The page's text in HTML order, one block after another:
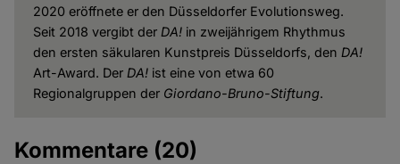
2020 eröffnete er den Düsseldorfer Evolutionsweg.
Seit 2018 vergibt der DA!in zweijährigem Rhythmus
den ersten säkularen Kunstpreis Düsseldorfs, den DA!
Art-Award. Der DA!ist eine von etwa 60
Regionalgruppen der Giordano-Bruno-Stiftung.
Kommentare (20)